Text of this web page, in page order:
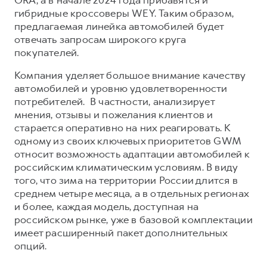
HAVAL Лизинг
АКСЕССУАРЫ HAVAL
Автомобильные аксессуары
Коллекция CITY
Коллекция Базовая
Коллекция Детская
АКСЕССУАРЫ HAVAL
Автомобильные аксессуары
Коллекция CITY
Коллекция Базовая
Коллекция Детская
гибридные кроссоверы WEY. Таким образом,
предлагаемая линейка автомобилей будет
отвечать запросам широкого круга
покупателей.
Компания уделяет большое внимание качеству
автомобилей и уровню удовлетворенности
потребителей. В частности, анализирует
мнения, отзывы и пожелания клиентов и
старается оперативно на них реагировать. К
одному из своих ключевых приоритетов GWM
относит возможность адаптации автомобилей к
российским климатическим условиям. В виду
того, что зима на территории России длится в
среднем четыре месяца, а в отдельных регионах
и более, каждая модель, доступная на
российском рынке, уже в базовой комплектации
имеет расширенный пакет дополнительных
опций.